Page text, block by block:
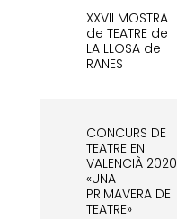
XXVII MOSTRA
de TEATRE de
LA LLOSA de
RANES
CONCURS DE
TEATRE EN
VALENCIÀ 2020
«UNA
PRIMAVERA DE
TEATRE»